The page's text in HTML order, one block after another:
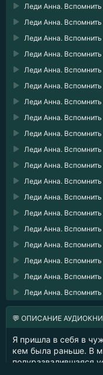
Леди Анна. Вспомнить
Леди Анна. Вспомнить
Леди Анна. Вспомнить
Леди Анна.
Леди Анна. Вспомнить
Леди Анна.
Леди Анна.
Леди Анна.
Леди Анна.
Леди Анна.
Леди Анна.
Леди Анна.
Леди Анна.
Леди Анна.
Леди Анна. Вспомнить
Леди Анна.
Леди Анна.
Леди Анна.
Леди Анна.
💬 ОПИСАНИЕ
Я пришла в себя в
кем была раньше. В
полуразвалившаяся